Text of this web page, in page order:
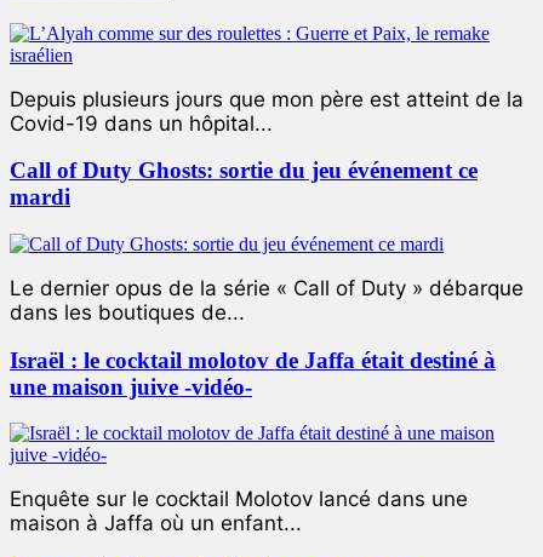
Depuis plusieurs jours que mon père est atteint de la
Covid-19 dans un hôpital...
Call of Duty Ghosts: sortie du jeu événement ce
mardi
Le dernier opus de la série « Call of Duty » débarque
dans les boutiques de...
Israël : le cocktail molotov de Jaffa était destiné à
une maison juive -vidéo-
Enquête sur le cocktail Molotov lancé dans une
maison à Jaffa où un enfant...